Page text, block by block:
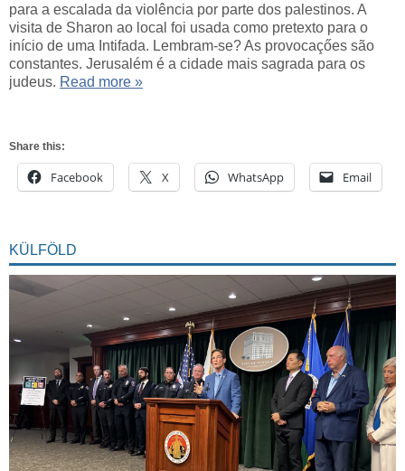
para a escalada da violência por parte dos palestinos. A
visita de Sharon ao local foi usada como pretexto para o
início de uma Intifada. Lembram-se? As provocaçőes são
constantes. Jerusalém é a cidade mais sagrada para os
judeus. Read more »
Share this:
Facebook X WhatsApp Email
KÜLFÖLD